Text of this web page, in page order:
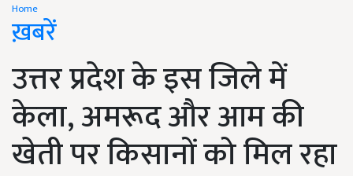
Home
ख़बरें
उत्तर प्रदेश के इस जिले में
केला, अमरूद और आम की
खेती पर किसानों को मिल रहा